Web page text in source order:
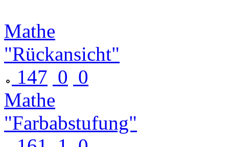
Mathe
"Rückansicht"
147 0 0
Mathe
"Farbabstufung"